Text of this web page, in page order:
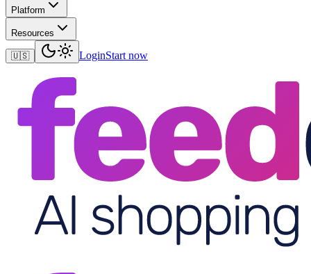
Platform
Resources
🇺🇸 LoginStart now